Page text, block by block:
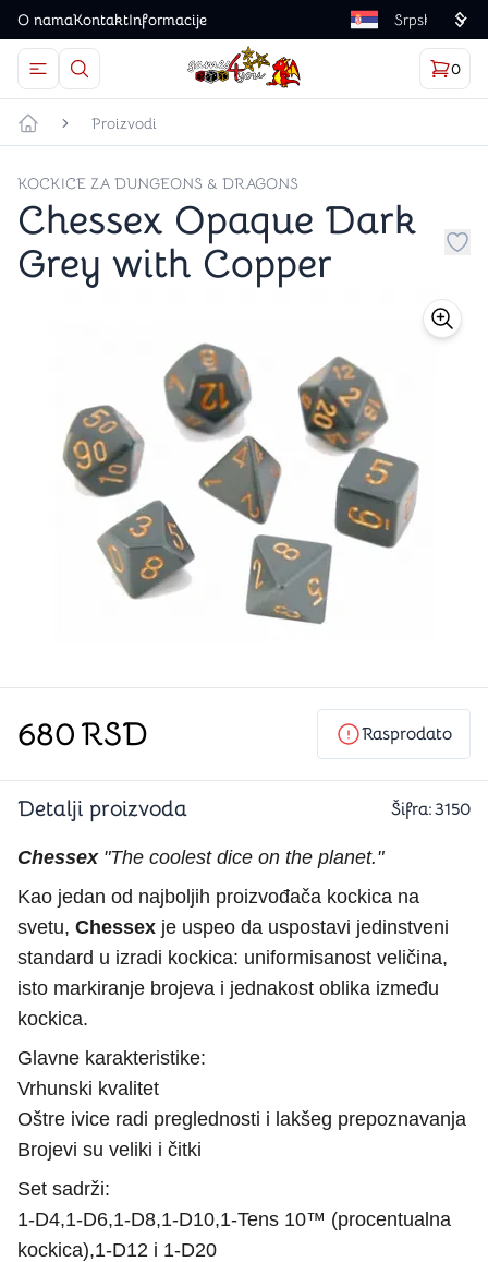
O namaKontaktInformacije Language
Otvorite meni
Dugme u obliku lupe predstavlja ikonicu za
Games4you logo
0
Početna strana
Proizvodi
KOCKICE ZA DUNGEONS & DRAGONS
Chessex Opaque Dark
Grey with Copper
680RSD Rasprodato
Detalji proizvoda Šifra:3150
Chessex "The coolest dice on the planet."
Kao jedan od najboljih proizvođača kockica na
svetu, Chessex je uspeo da uspostavi jedinstveni
standard u izradi kockica: uniformisanost veličina,
isto markiranje brojeva i jednakost oblika između
kockica.
Glavne karakteristike:
Vrhunski kvalitet
Oštre ivice radi preglednosti i lakšeg prepoznavanja
Brojevi su veliki i čitki
Set sadrži:
1-D4,1-D6,1-D8,1-D10,1-Tens 10™ (procentualna
kockica),1-D12 i 1-D20